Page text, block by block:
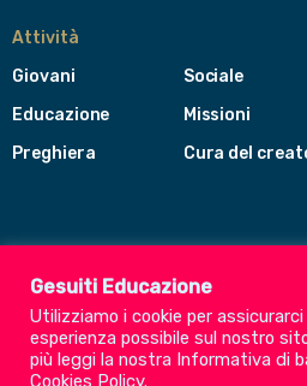
Attività
Giovani
Educazione
Preghiera
Sociale
Missioni
Cura del
Menù
navigazione
del
footer
Compagnia di Gesù
CEP - Conferenza delle Province
Gesuiti Educazione
Utilizziamo i cookie per
esperienza possibile sul nostro
più leggi la nostra Informativa di
Cookies Policy.